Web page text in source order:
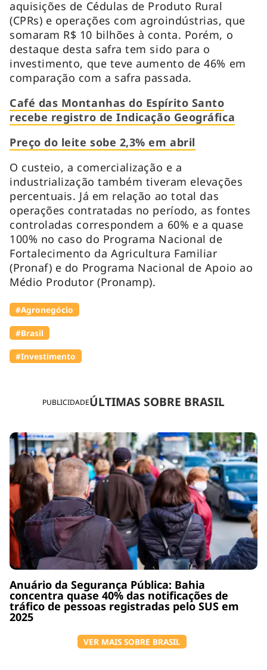
PUBLICIDADEÚLTIMAS SOBRE BRASIL
Anuário da Segurança Pública: Bahia
concentra quase 40% das notificações de
tráfico de pessoas registradas pelo SUS em
2025
VER MAIS SOBRE BRASIL
aquisições de Cédulas de Produto Rural
(CPRs) e operações com agroindústrias, que
somaram R$ 10 bilhões à conta. Porém, o
destaque desta safra tem sido para o
investimento, que teve aumento de 46% em
comparação com a safra passada.
Café das Montanhas do Espírito Santo
recebe registro de Indicação Geográfica
Preço do leite sobe 2,3% em abril
O custeio, a comercialização e a
industrialização também tiveram elevações
percentuais. Já em relação ao total das
operações contratadas no período, as fontes
controladas correspondem a 60% e a quase
100% no caso do Programa Nacional de
Fortalecimento da Agricultura Familiar
(Pronaf) e do Programa Nacional de Apoio ao
Médio Produtor (Pronamp).
#Agronegócio
#Brasil
#Investimento